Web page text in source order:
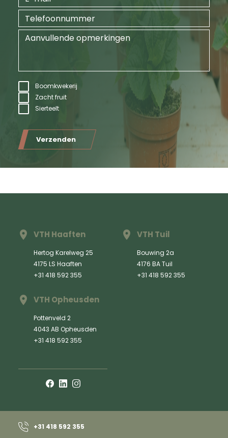
Boomkwekerij
Zacht fruit
Sierteelt
Verzenden
VTH Haaften
Hertog Karelweg 25
4175 LS Haaften
+31 418 592 355
VTH Tuil
Bouwing 2a
4176 BA Tuil
+31 418 592 355
VTH Opheusden
Pottenveld 2
4043 AB Opheusden
+31 418 592 355
+31 418 592 355